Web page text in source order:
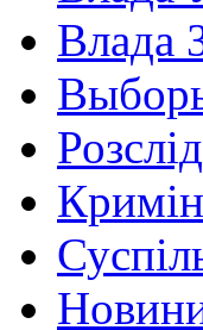
Влада